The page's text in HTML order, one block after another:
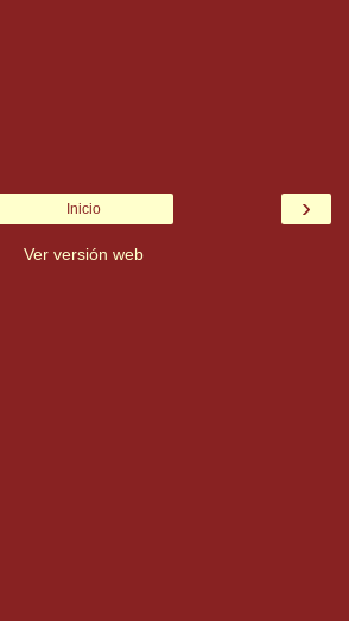
›
Inicio
Ver versión web